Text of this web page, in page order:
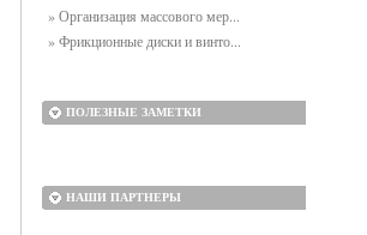
» Организация массового мер...
» Фрикционные диски и винто...
ПОЛЕЗНЫЕ ЗАМЕТКИ
НАШИ ПАРТНЕРЫ